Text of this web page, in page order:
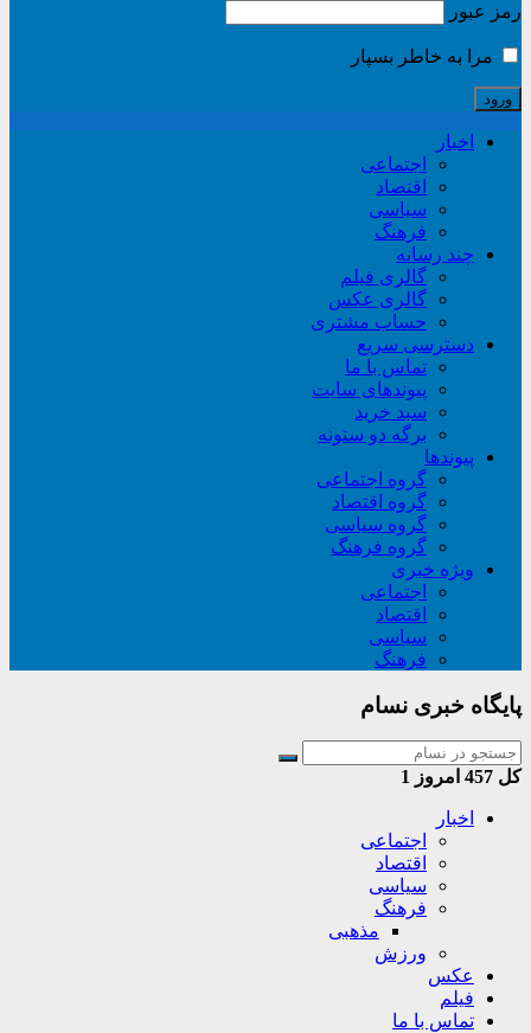
رمز عبور
مرا به خاطر بسپار
اخبار
اجتماعی
اقتصاد
سیاسی
فرهنگ
چند رسانه
گالری فیلم
گالری عکس
حساب مشتری
دسترسی سریع
تماس با ما
پیوندهای سایت
سبد خريد
برگه دو ستونه
پیوندها
گروه اجتماعی
گروه اقتصاد
گروه سیاسی
گروه فرهنگ
ویژه خبری
اجتماعی
اقتصاد
سیاسی
فرهنگ
پایگاه خبری نسام
کل امروز 1
اخبار
اجتماعی
اقتصاد
سیاسی
فرهنگ
مذهبی
ورزش
عکس
فیلم
تماس با ما